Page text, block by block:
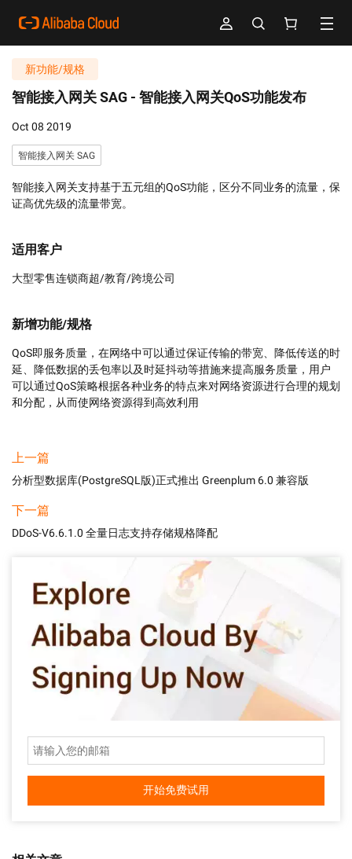
新功能/规格
智能接入网关 SAG - 智能接入网关QoS功能发布
Oct 08 2019
智能接入网关 SAG
智能接入网关支持基于五元组的QoS功能，区分不同业务的流量，保
证高优先级的流量带宽。
适用客户
大型零售连锁商超/教育/跨境公司
新增功能/规格
QoS即服务质量，在网络中可以通过保证传输的带宽、降低传送的时
延、降低数据的丢包率以及时延抖动等措施来提高服务质量，用户
可以通过QoS策略根据各种业务的特点来对网络资源进行合理的规划
和分配，从而使网络资源得到高效利用
上一篇
分析型数据库(PostgreSQL版)正式推出 Greenplum 6.0 兼容版
下一篇
DDoS-V6.6.1.0 全量日志支持存储规格降配
开始免费试用